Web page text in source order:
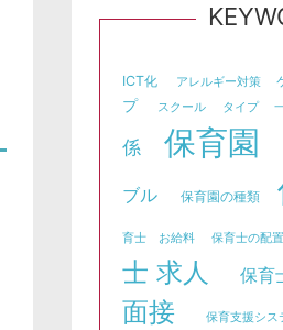
ICT化 アレルギー対策
プ
スクール タイプ
係
保育園
ブル 保育園の種類
育士 お給料 保育士の配
士 求人
保育
面接
保育支援シス